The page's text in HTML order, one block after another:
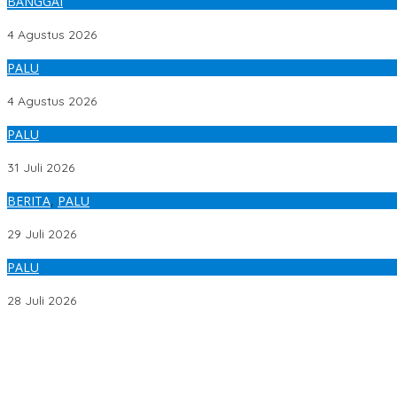
4 Agustus 2026
PALU
4 Agustus 2026
PALU
31 Juli 2026
BERITA, PALU
29 Juli 2026
PALU
28 Juli 2026